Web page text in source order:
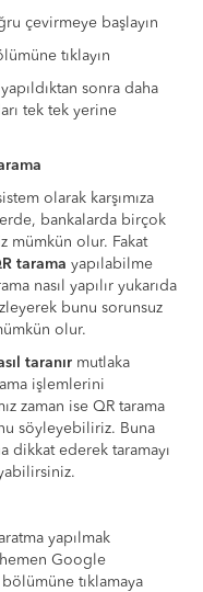
çevirmeye başlayın
tıklayın
sonra daha
tek tek yerine
olarak karşımıza
bankalarda birçok
mümkün olur. Fakat
tarama yapılabilme
nasıl yapılır yukarıda
bunu sorunsuz
olur.
taranır mutlaka
işlemlerini
zaman ise QR tarama
söyleyebiliriz. Buna
dikkat ederek taramayı
yapılmak
Google
tıklamaya